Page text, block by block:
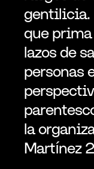
gentilicia.
que prima
lazos de
personas
la
Martínez